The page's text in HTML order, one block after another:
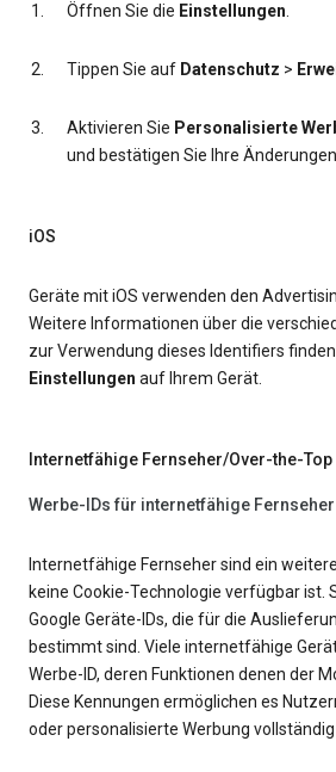
Öffnen Sie die Einstellungen.
Tippen Sie auf Datenschutz >
Aktivieren Sie Personalisierte
und bestätigen Sie Ihre
iOS
Geräte mit iOS verwenden den
Weitere Informationen über die
zur Verwendung dieses Identifiers
Einstellungen auf Ihrem Gerät.
Internetfähige Fernseher/Over-the-Top
Werbe-IDs für internetfähige Fernseher
Internetfähige Fernseher sind ein
keine Cookie-Technologie verfügbar
Google Geräte-IDs, die für die
bestimmt sind. Viele internetfähige
Werbe-ID, deren Funktionen denen der
Diese Kennungen ermöglichen es
oder personalisierte Werbung